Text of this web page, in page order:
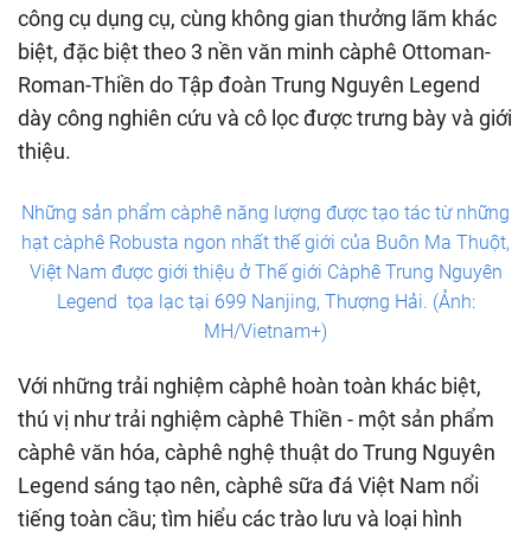
công cụ dụng cụ, cùng không gian thưởng lãm khác
biệt, đặc biệt theo 3 nền văn minh càphê Ottoman-
Roman-Thiền do Tập đoàn Trung Nguyên Legend
dày công nghiên cứu và cô lọc được trưng bày và giới
thiệu.
Những sản phẩm càphê năng lượng được tạo tác từ những
hạt càphê Robusta ngon nhất thế giới của Buôn Ma Thuột,
Việt Nam được giới thiệu ở Thế giới Càphê Trung Nguyên
Legend tọa lạc tại 699 Nanjing, Thượng Hải. (Ảnh:
MH/Vietnam+)
Với những trải nghiệm càphê hoàn toàn khác biệt,
thú vị như trải nghiệm càphê Thiền - một sản phẩm
càphê văn hóa, càphê nghệ thuật do Trung Nguyên
Legend sáng tạo nên, càphê sữa đá Việt Nam nổi
tiếng toàn cầu; tìm hiểu các trào lưu và loại hình